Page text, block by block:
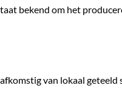
bekend om het
van lokaal